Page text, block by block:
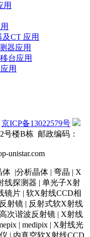
用
CT 应用
器应用
台应用
用
京ICP备13022579号
号楼B栋 邮政编码：
unistar.com
|分析晶体 | 弯晶 | X
线探测器 | 单光子X射
镜片 | 软X射线CCD相
射镜 | 反射式软X射线
次谐波反射镜 | X射线
| medipix | X射线光
| 内真空软X射线CCD